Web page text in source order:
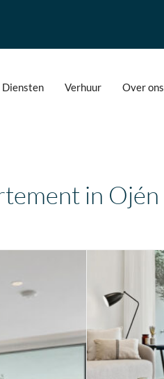
Diensten Verhuur Over ons
in Ojén